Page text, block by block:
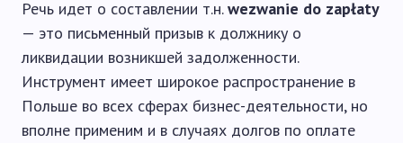
Речь идет о составлении т.н.wezwanie do zapłaty
— это письменный призыв к должнику о
ликвидации возникшей задолженности.
Инструмент имеет широкое распространение в
Польше во всех сферах бизнес-деятельности, но
вполне применим и в случаях долгов по оплате